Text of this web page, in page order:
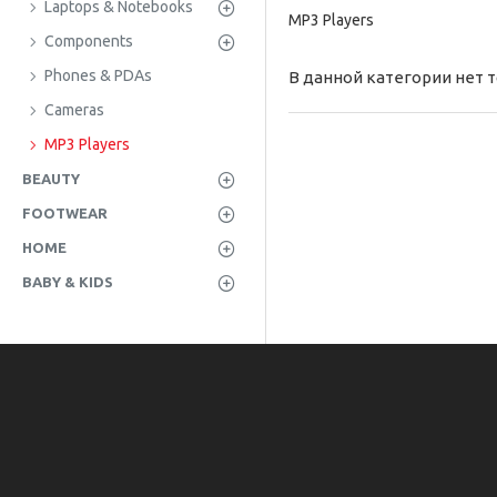
Laptops & Notebooks
Components
Phones & PDAs
Cameras
MP3 Players
BEAUTY
FOOTWEAR
HOME
BABY & KIDS
MP3 Players
В данной категории нет